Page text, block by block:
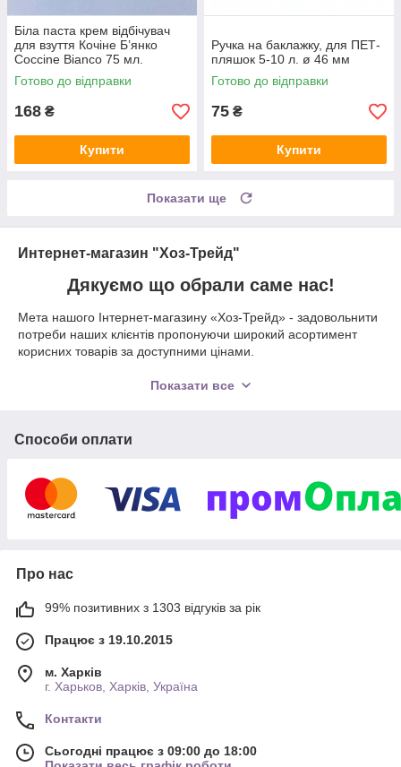
Біла паста крем відбічувач
для взуття Кочіне Б’янко
Coccine Bianco 75 мл.
Готово до відправки
168 ₴
Купити
Ручка на баклажку, для ПЕТ-
пляшок 5-10 л. ø 46 мм
Готово до відправки
75 ₴
Купити
Показати ще
Интернет-магазин "Хоз-Трейд"
Дякуємо що обрали саме нас!
Мета нашого Інтернет-магазину «Хоз-Трейд» - задовольнити
потреби наших клієнтів пропонуючи широкий асортимент
корисних товарів за доступними цінами.
замовити вподобані товари за телефоном, вказаним на сайті,
Мінімальне роздрібне замовлення здійснюється від 60 грн.
100% оплаті за товар на ФОП рахунок IBAN .
можливий накладений платіж а такоє оплата на ФОП
рахунок.
Показати все
Способи оплати
Про нас
99% позитивних з 1303 відгуків за рік
Працює з 19.10.2015
м. Харків
г. Харьков, Харків, Україна
Контакти
Сьогодні працює з 09:00 до 18:00